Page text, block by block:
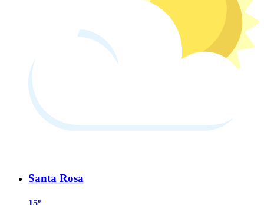
Santa Rosa
15º